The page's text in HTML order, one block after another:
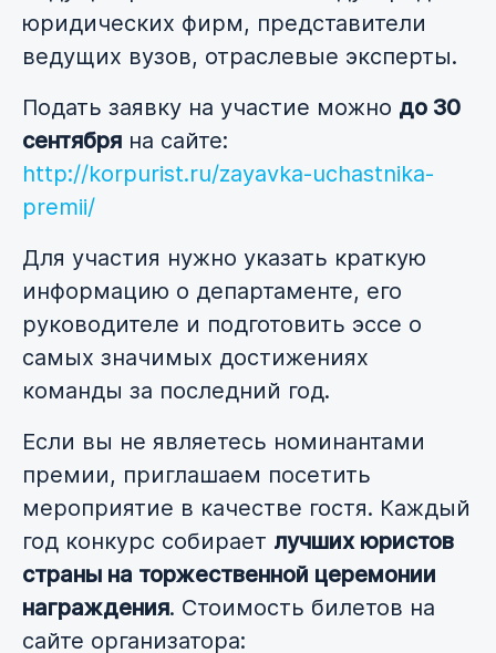
юридических фирм, представители
ведущих вузов, отраслевые эксперты.
Подать заявку на участие можно до 30
сентября на сайте:
http://korpurist.ru/zayavka-uchastnika-
premii/
Для участия нужно указать краткую
информацию о департаменте, его
руководителе и подготовить эссе о
самых значимых достижениях
команды за последний год.
Если вы не являетесь номинантами
премии, приглашаем посетить
мероприятие в качестве гостя. Каждый
год конкурс собирает лучших юристов
страны на торжественной церемонии
награждения. Стоимость билетов на
сайте организатора: